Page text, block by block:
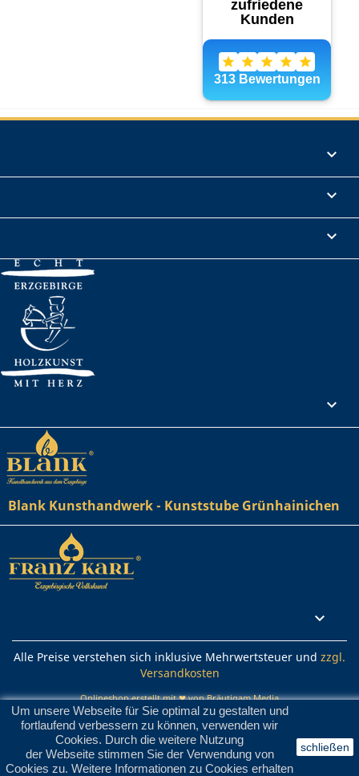
Um unsere Webseite für Sie optimal zu gestalten und
fortlaufend verbessern zu können, verwenden wir
Cookies. Durch die weitere Nutzung
der Webseite stimmen Sie der Verwendung von
Cookies zu. Weitere Informationen zu Cookies erhalten
schließen




Blank Kunsthandwerk - Kunststube Grünhainichen

Alle Preise verstehen sich inklusive Mehrwertsteuer und zzgl.
Versandkosten
Onlineshop erstellt mit ❤ von Bräutigam Media